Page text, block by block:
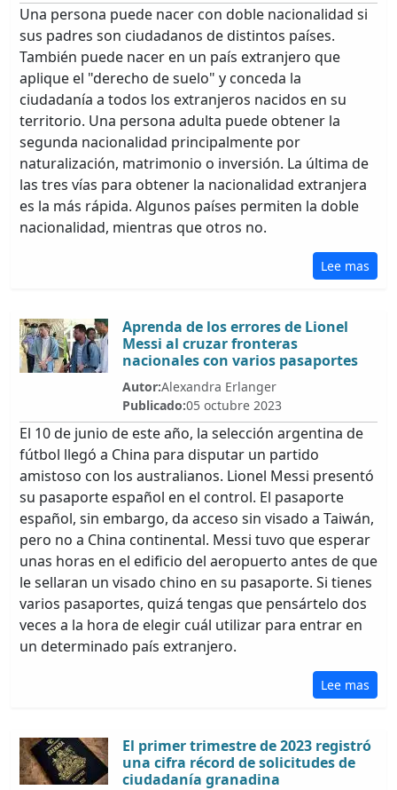
Una persona puede nacer con doble nacionalidad si
sus padres son ciudadanos de distintos países.
También puede nacer en un país extranjero que
aplique el "derecho de suelo" y conceda la
ciudadanía a todos los extranjeros nacidos en su
territorio. Una persona adulta puede obtener la
segunda nacionalidad principalmente por
naturalización, matrimonio o inversión. La última de
las tres vías para obtener la nacionalidad extranjera
es la más rápida. Algunos países permiten la doble
nacionalidad, mientras que otros no.
Lee mas
Aprenda de los errores de Lionel
Messi al cruzar fronteras
nacionales con varios pasaportes
Autor:Alexandra Erlanger
Publicado:05 octubre 2023
El 10 de junio de este año, la selección argentina de
fútbol llegó a China para disputar un partido
amistoso con los australianos. Lionel Messi presentó
su pasaporte español en el control. El pasaporte
español, sin embargo, da acceso sin visado a Taiwán,
pero no a China continental. Messi tuvo que esperar
unas horas en el edificio del aeropuerto antes de que
le sellaran un visado chino en su pasaporte. Si tienes
varios pasaportes, quizá tengas que pensártelo dos
veces a la hora de elegir cuál utilizar para entrar en
un determinado país extranjero.
Lee mas
El primer trimestre de 2023 registró
una cifra récord de solicitudes de
ciudadanía granadina